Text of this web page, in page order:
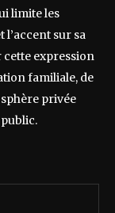
limite les
l’accent sur sa
cette expression
familiale, de
privée